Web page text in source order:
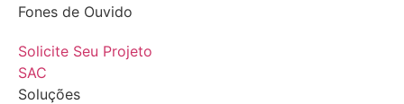
Fones de Ouvido
Solicite Seu Projeto
SAC
Soluções